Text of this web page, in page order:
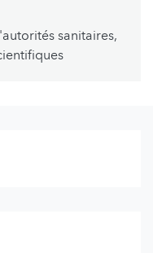
sanitaires,